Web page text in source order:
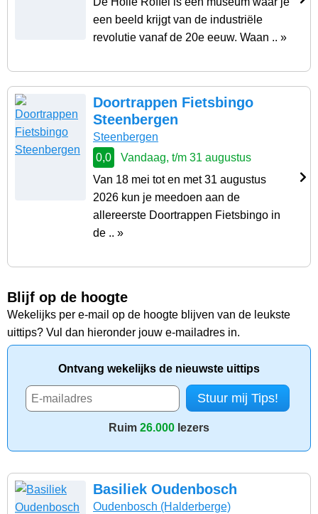
een beeld krijgt van de industriële
revolutie vanaf de 20e eeuw. Waan .. »
Doortrappen Fietsbingo
Steenbergen
Steenbergen
0,0
Vandaag, t/m 31 augustus
Van 18 mei tot en met 31 augustus
2026 kun je meedoen aan de
allereerste Doortrappen Fietsbingo in
de .. »
Blijf op de hoogte
Wekelijks per e-mail op de hoogte blijven van de leukste
uittips? Vul dan hieronder jouw e-mailadres in.
Ontvang wekelijks de nieuwste uittips
Ruim 26.000 lezers
Basiliek Oudenbosch
Oudenbosch (Halderberge)